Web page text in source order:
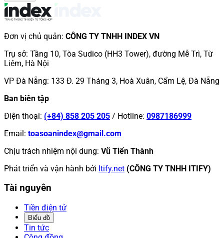
Đơn vị chủ quản: CÔNG TY TNHH INDEX VN
Trụ sở: Tầng 10, Tòa Sudico (HH3 Tower), đường Mễ Trì, Từ
Liêm, Hà Nội
VP Đà Nẵng: 133 Đ. 29 Tháng 3, Hoà Xuân, Cẩm Lệ, Đà Nẵng
Ban biên tập
Điện thoại: (+84) 858 205 205 / Hotline: 0987186999
Email: toasoanindex@gmail.com
Chịu trách nhiệm nội dung: Vũ Tiến Thành
Phát triển và vận hành bởi Itify.net (CÔNG TY TNHH ITIFY)
Tài nguyên
Tiền điện tử
Biểu đồ
Tin tức